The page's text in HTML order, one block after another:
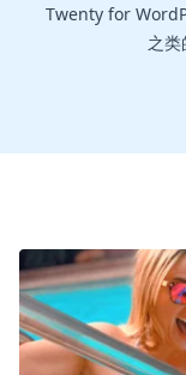
Twenty for
之类